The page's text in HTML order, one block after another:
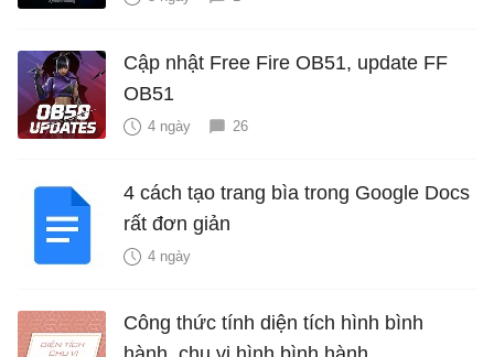
Cập nhật Free Fire OB51, update FF
OB51
4 ngày 26
4 cách tạo trang bìa trong Google Docs
rất đơn giản
4 ngày
Công thức tính diện tích hình bình